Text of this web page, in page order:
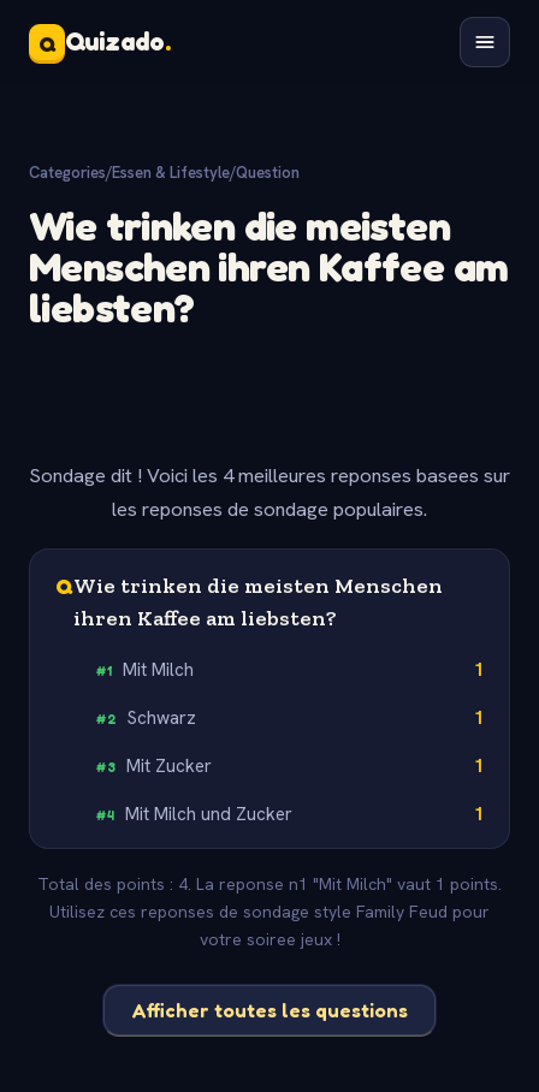
Q Quizado.
Categories/Essen & Lifestyle/Question
Wie trinken die meisten
Menschen ihren Kaffee am
liebsten?
Sondage dit ! Voici les 4 meilleures reponses basees sur
les reponses de sondage populaires.
QWie trinken die meisten Menschen
ihren Kaffee am liebsten?
#1 Mit Milch 1
#2 Schwarz 1
#3 Mit Zucker 1
#4 Mit Milch und Zucker 1
Total des points : 4. La reponse n1 "Mit Milch" vaut 1 points.
Utilisez ces reponses de sondage style Family Feud pour
votre soiree jeux !
Afficher toutes les questions